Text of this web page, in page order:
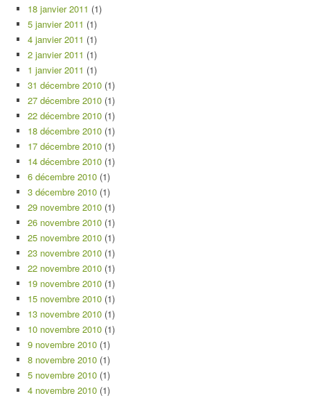
18 janvier 2011 (1)
5 janvier 2011 (1)
4 janvier 2011 (1)
2 janvier 2011 (1)
1 janvier 2011 (1)
31 décembre 2010 (1)
27 décembre 2010 (1)
22 décembre 2010 (1)
18 décembre 2010 (1)
17 décembre 2010 (1)
14 décembre 2010 (1)
6 décembre 2010 (1)
3 décembre 2010 (1)
29 novembre 2010 (1)
26 novembre 2010 (1)
25 novembre 2010 (1)
23 novembre 2010 (1)
22 novembre 2010 (1)
19 novembre 2010 (1)
15 novembre 2010 (1)
13 novembre 2010 (1)
10 novembre 2010 (1)
9 novembre 2010 (1)
8 novembre 2010 (1)
5 novembre 2010 (1)
4 novembre 2010 (1)